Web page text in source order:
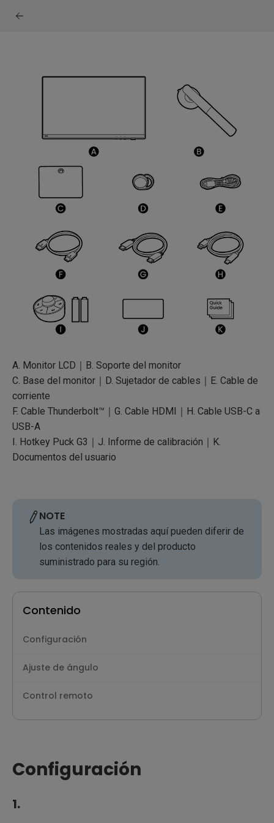
A. Monitor LCD｜B. Soporte del monitor
C. Base del monitor｜D. Sujetador de cables｜E. Cable de
corriente
F. Cable Thunderbolt™｜G. Cable HDMI｜H. Cable USB-C a
USB-A
I. Hotkey Puck G3｜J. Informe de calibración｜K.
Documentos del usuario
NOTE
Las imágenes mostradas aquí pueden diferir de
los contenidos reales y del producto
suministrado para su región.
Contenido
Configuración
Ajuste de ángulo
Control remoto
Configuración
1.